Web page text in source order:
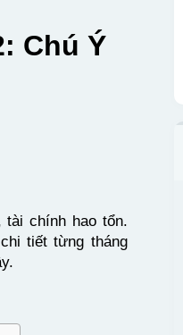
Chú Ý
tài chính hao tổn.
tiết từng tháng